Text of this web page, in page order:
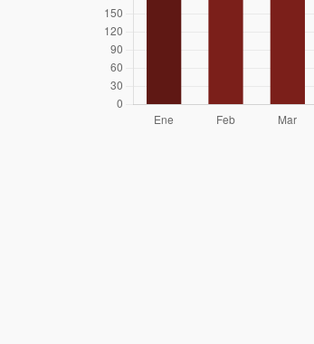
02/03/25
René Pérez